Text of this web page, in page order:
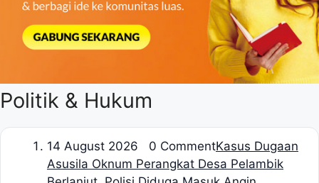
Politik & Hukum
14 August 2026 0 CommentKasus Dugaan
Asusila Oknum Perangkat Desa Pelambik